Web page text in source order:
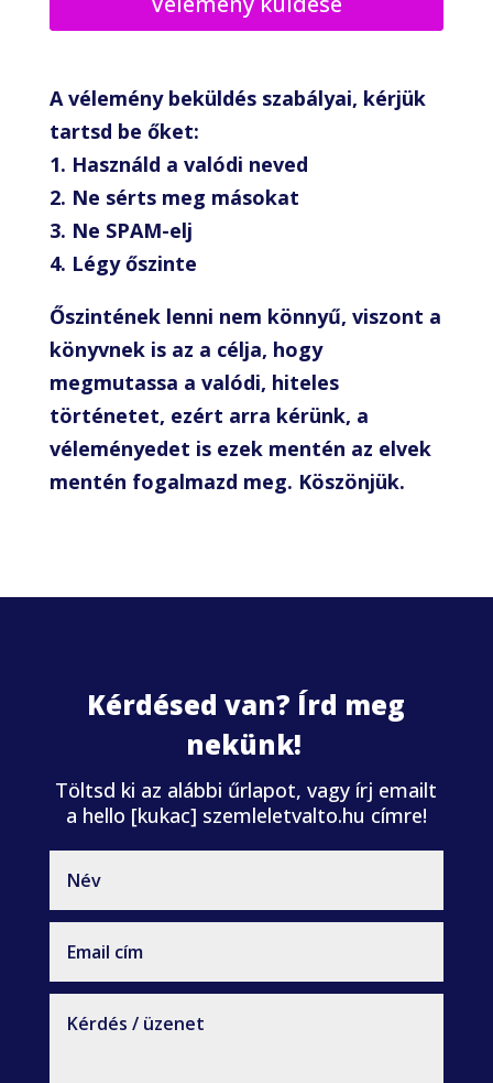
A vélemény beküldés szabályai, kérjük
tartsd be őket:
1. Használd a valódi neved
2. Ne sérts meg másokat
3. Ne SPAM-elj
4. Légy őszinte
Őszintének lenni nem könnyű, viszont a
könyvnek is az a célja, hogy
megmutassa a valódi, hiteles
történetet, ezért arra kérünk, a
véleményedet is ezek mentén az elvek
mentén fogalmazd meg. Köszönjük.
Kérdésed van? Írd meg
nekünk!
Töltsd ki az alábbi űrlapot, vagy írj emailt
a hello [kukac] szemleletvalto.hu címre!